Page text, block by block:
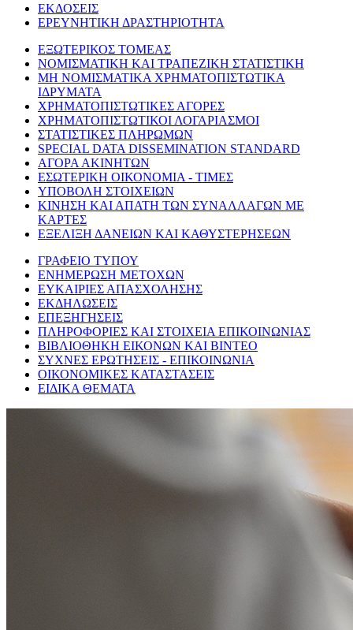
ΕΚΔΟΣΕΙΣ
ΕΡΕΥΝΗΤΙΚΗ ΔΡΑΣΤΗΡΙΟΤΗΤΑ
ΕΞΩΤΕΡΙΚΟΣ ΤΟΜΕΑΣ
ΝΟΜΙΣΜΑΤΙΚΗ ΚΑΙ ΤΡΑΠΕΖΙΚΗ ΣΤΑΤΙΣΤΙΚΗ
ΜΗ ΝΟΜΙΣΜΑΤΙΚΑ ΧΡΗΜΑΤΟΠΙΣΤΩΤΙΚΑ
ΙΔΡΥΜΑΤΑ
ΧΡΗΜΑΤΟΠΙΣΤΩΤΙΚΕΣ ΑΓΟΡΕΣ
ΧΡΗΜΑΤΟΠΙΣΤΩΤΙΚΟΙ ΛΟΓΑΡΙΑΣΜΟΙ
ΣΤΑΤΙΣΤΙΚΕΣ ΠΛΗΡΩΜΩΝ
SPECIAL DATA DISSEMINATION STANDARD
ΑΓΟΡΑ ΑΚΙΝΗΤΩΝ
ΕΣΩΤΕΡΙΚΗ ΟΙΚΟΝΟΜΙΑ - ΤΙΜΕΣ
ΥΠΟΒΟΛΗ ΣΤΟΙΧΕΙΩΝ
ΚΙΝΗΣΗ ΚΑΙ ΑΠΑΤΗ ΤΩΝ ΣΥΝΑΛΛΑΓΩΝ ΜΕ
ΚΑΡΤΕΣ
ΕΞΕΛΙΞΗ ΔΑΝΕΙΩΝ ΚΑΙ ΚΑΘΥΣΤΕΡΗΣΕΩΝ
ΓΡΑΦΕΙΟ ΤΥΠΟΥ
ΕΝΗΜΕΡΩΣΗ ΜΕΤΟΧΩΝ
ΕΥΚΑΙΡΙΕΣ ΑΠΑΣΧΟΛΗΣΗΣ
ΕΚΔΗΛΩΣΕΙΣ
ΕΠΕΞΗΓΗΣΕΙΣ
ΠΛΗΡΟΦΟΡΙΕΣ ΚΑΙ ΣΤΟΙΧΕΙΑ ΕΠΙΚΟΙΝΩΝΙΑΣ
ΒΙΒΛΙΟΘΗΚΗ ΕΙΚΟΝΩΝ ΚΑΙ ΒΙΝΤΕΟ
ΣΥΧΝΕΣ ΕΡΩΤΗΣΕΙΣ - ΕΠΙΚΟΙΝΩΝΙΑ
ΟΙΚΟΝΟΜΙΚΕΣ ΚΑΤΑΣΤΑΣΕΙΣ
ΕΙΔΙΚΑ ΘΕΜΑΤΑ